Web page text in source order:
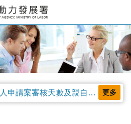
公告本部受理聘僱外國人申請案審核天數及親自領件相關事項，並自中華民國115年4月13日生效。 更多